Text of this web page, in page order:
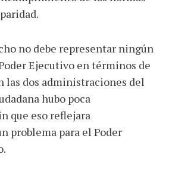
no debe representar ningún
Ejecutivo en términos de
las dos administraciones del
hubo poca
que eso reflejara
problema para el Poder